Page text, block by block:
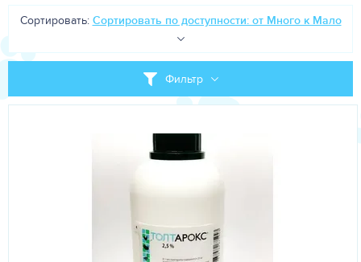
Фильтр
Сортировать: Сортировать по доступности: от Много к Мало